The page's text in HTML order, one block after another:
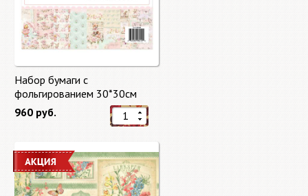
Набор бумаги с
фольгированием 30*30см
Сладкая весна "Sweet Spring"
8 листов Prima Marketing
960 руб.